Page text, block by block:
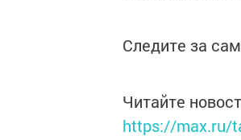
Следите за
Читайте
https://max.ru/